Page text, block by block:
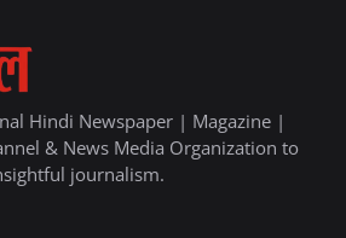
Hindi Newspaper | Magazine |
& News Media Organization to
journalism.